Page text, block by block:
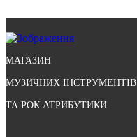
МАГАЗИН
МУЗИЧНИХ ІНСТРУМЕНТІВ
ТА РОК АТРИБУТИКИ